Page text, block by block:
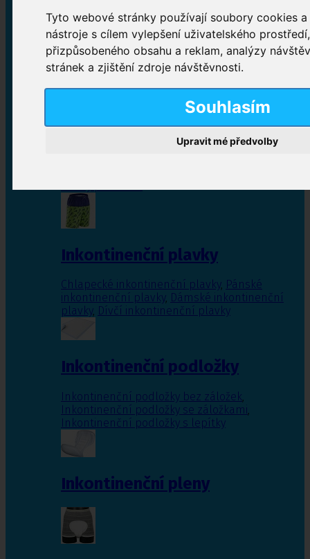
Tyto webové stránky používají soubory cookies
nástroje s cílem vylepšení uživatelského
přizpůsobeného obsahu a reklam, analýzy
stránek a zjištění zdroje návštěvnosti.
Souhlasím
Upravit mé předvolby
Inkontinenční kalhotky
Plenkové kalhotky navlékací,Plenkové kalhotky
zalepovací,Inkontinenční kalhotky dámské
Inkontinenční vložky
Inkontinenční plavky
Chlapecké inkontinenční plavky, Pánské
inkontinenční plavky, Dámské inkontinenční
plavky, Dívčí inkontinenční plavky
Inkontinenční podložky
Inkontinenční podložky bez záložek,
Inkontinenční podložky se záložkami,
Inkontinenční podložky s lepítky
Inkontinenční pleny